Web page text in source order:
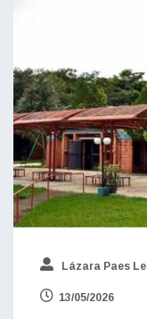
Lázara Paes
13/05/2026